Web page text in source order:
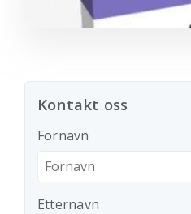
Kontakt oss
Fornavn
Etternavn